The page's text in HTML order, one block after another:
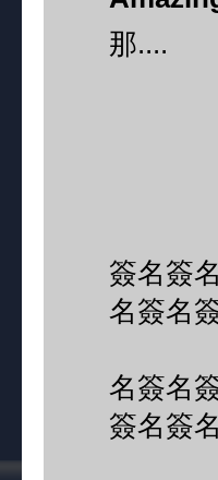
那....
簽名簽
名簽名
名簽名
簽名簽